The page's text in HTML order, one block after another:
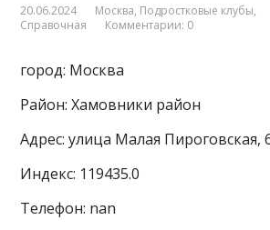
20.06.2024 Москва, Подростковые клубы,
Справочная
Комментарии: 0
город: Москва
Район: Хамовники район
Адрес: улица Малая Пироговская,
Индекс: 119435.0
Телефон: nan